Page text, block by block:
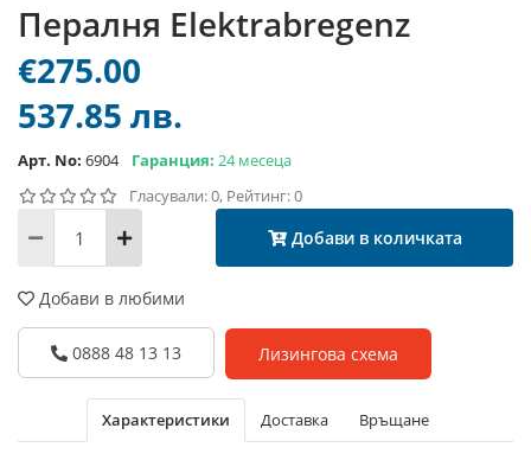
Пералня Elektrabregenz
€275.00
537.85 лв.
Арт. No: 6904 Гаранция: 24 месеца
Гласували: 0, Рейтинг: 0
Добави в количката
Добави в любими
0888 48 13 13 Лизингова схема
Характеристики Доставка Връщане